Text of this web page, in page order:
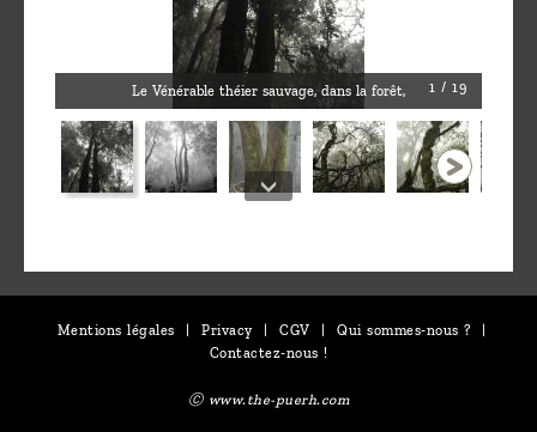
Le Vénérable théier sauvage, dans la forêt, 1 / 19
Mentions légales Privacy CGV Qui sommes-nous ?
Contactez-nous !
Ⓒ www.the-puerh.com